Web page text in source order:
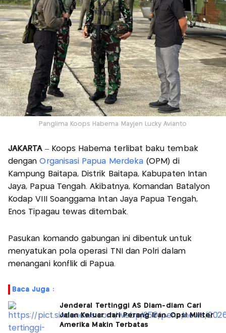
Panglima Koops Habema Mayjen Lucky Avianto
JAKARTA– Koops Habema terlibat baku tembak
denganOrganisasi Papua Merdeka (OPM) di
Kampung Baitapa, Distrik Baitapa, Kabupaten Intan
Jaya, Papua Tengah. Akibatnya, Komandan Batalyon
Kodap VIII Soanggama Intan Jaya Papua Tengah,
Enos Tipagau tewas ditembak.
Pasukan komando gabungan ini dibentuk untuk
menyatukan pola operasi TNI dan Polri dalam
menangani konflik di Papua.
Baca Juga :
Jenderal Tertinggi AS Diam-diam Cari
Jalan Keluar dari Perang Iran, Opsi Militer
Amerika Makin Terbatas